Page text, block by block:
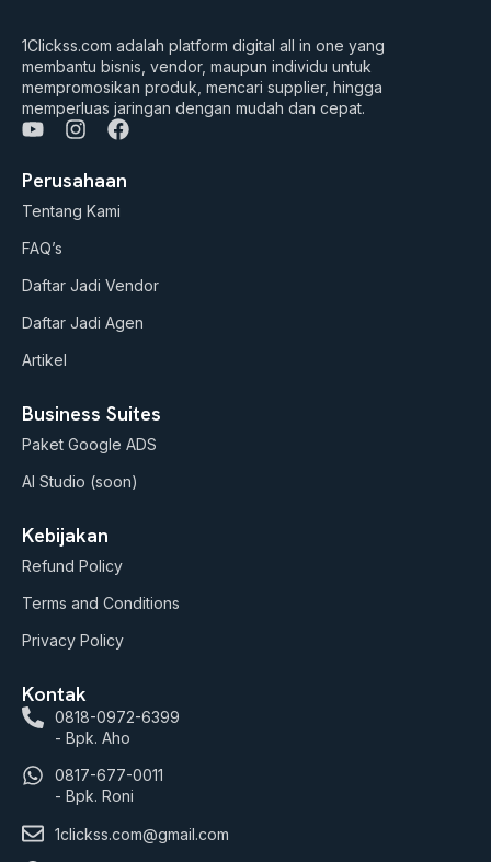
1Clickss.com adalah platform digital all in one yang
membantu bisnis, vendor, maupun individu untuk
mempromosikan produk, mencari supplier, hingga
memperluas jaringan dengan mudah dan cepat.
Y
u
t
u
b
e
I
s
t
a
a
F
c
e
b
k
Perusahaan
Tentang Kami
FAQ’s
Daftar Jadi Vendor
Daftar Jadi Agen
Artikel
Business Suites
Paket Google ADS
AI Studio (soon)
Kebijakan
Refund Policy
Terms and Conditions
Privacy Policy
Kontak
0818-0972-6399
- Bpk. Aho
0817-677-0011
- Bpk. Roni
1clickss.com@gmail.com